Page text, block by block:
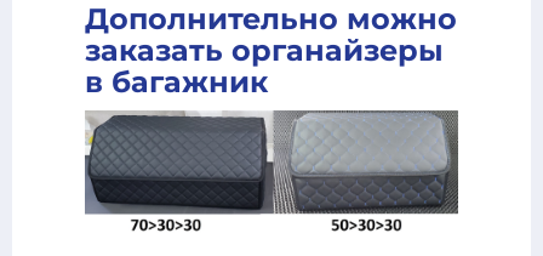
Дополнительно можно
заказать органайзеры
в багажник